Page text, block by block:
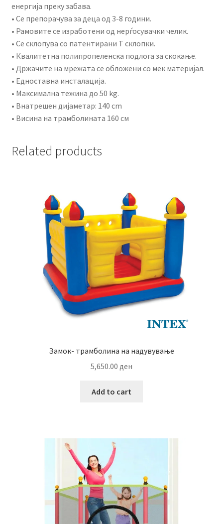
енергија преку забава.
• Се препорачува за деца од 3-8 години.
• Рамовите се изработени од нерѓосувачки челик.
• Се склопува со патентирани Т склопки.
• Квалитетна полипропеленска подлога за скокање.
• Држачите на мрежата се обложени со мек материјал.
• Едноставна инсталација.
• Максимална тежина до 50 kg.
• Внатрешен дијаметар: 140 cm
• Висина на трамболината 160 см
Related products
Замок- трамболина на надувување
5,650.00 ден
Add to cart